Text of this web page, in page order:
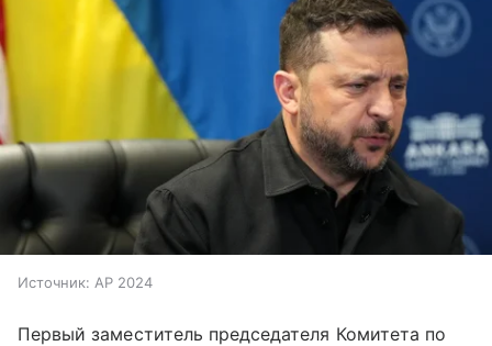
Источник: AP 2024
Первый заместитель председателя Комитета по